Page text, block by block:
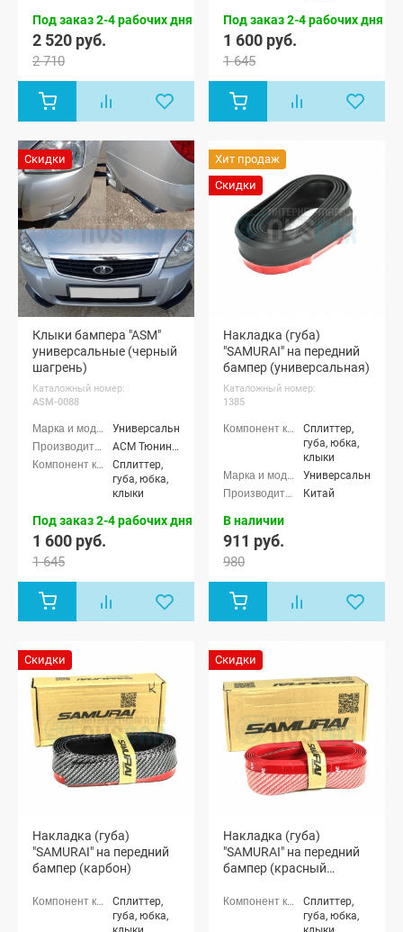
Под заказ 2-4 рабочих дня
2 520 руб.
2 710
Под заказ 2-4 рабочих дня
1 600 руб.
1 645
Скидки
Клыки бампера "ASM"
универсальные (черный
шагрень)
Каталожный номер:
ASM-0088
Универсальные
АСМ Тюнинг (ASM tuning)
Сплиттер,
губа, юбка,
клыки
Под заказ 2-4 рабочих дня
1 600 руб.
1 645
Хит продаж
Скидки
Накладка (губа)
"SAMURAI" на передний
бампер (универсальная)
Каталожный номер:
1385
Сплиттер,
губа, юбка,
клыки
Универсальные
Китай
В наличии
911 руб.
980
Скидки
Накладка (губа)
"SAMURAI" на передний
бампер (карбон)
Сплиттер,
губа, юбка,
Скидки
Накладка (губа)
"SAMURAI" на передний
бампер (красный
Сплиттер,
губа, юбка,